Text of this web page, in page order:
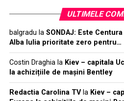
ULTIMELE
balgradu la SONDAJ: Este
Alba Iulia prioritate zero pentru…
Costin Draghiala Kiev – capitala
la achizițiile de mașini Bentley
Redactia Carolina TVla Kiev –